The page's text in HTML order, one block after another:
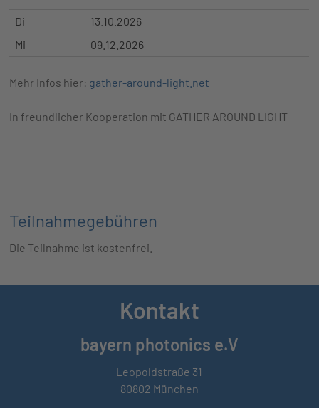
Di
13.10.2026
Mi
09.12.2026
Mehr Infos hier: gather-around-light.net
In freundlicher Kooperation mit GATHER AROUND LIGHT
Teilnahmegebühren
Die Teilnahme ist kostenfrei.
Kontakt
bayern photonics e.V
Leopoldstraße 31
80802 München